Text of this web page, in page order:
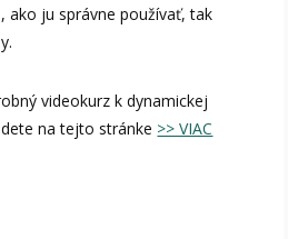
ako ju správne používať, tak
videokurz k dynamickej
na tejto stránke >> VIAC